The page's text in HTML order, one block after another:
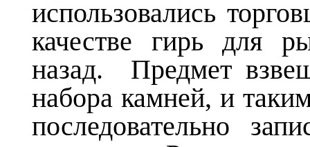
использовались
качестве гирь для
назад.
Предмет
набора камней, и
последовательно